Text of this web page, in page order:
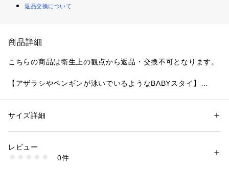
返品交換について
商品詳細
こちらの商品は衛生上の観点から返品・交換不可となります。
【アザラシやペンギンが泳いでいるようなBABYスタイ】
柔らかなパイル素材を使用しています。
夏の海でのんびり過ごす動物たちに癒される、カップルやファ
ミリーでお楽しみいただけるシーアニマルシリーズです。アザ
性別：キッズ・ベビー
け）
0%/モチーフ部分:【YEL】ポリエステル100%
サイズ詳細
レビュー
0件